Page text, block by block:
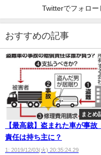
Twitterでフォロー
おすすめの記事
まとめ
【最高裁】盗まれた車が事故
責任は持ち主に？
1: 2019/12/03(火) 20:35:24.29